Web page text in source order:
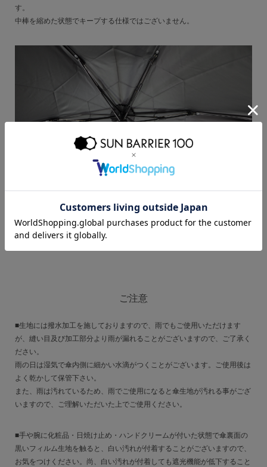
す。
中棒を縮めた状態でキープする仕様ではございません。
骨はグラスファイバーを使用しています。丈夫で軽く、錆に強いです。
骨の構造は開閉楽々タイプではございません。
手でポキポキと折り畳むタイプです。
ご注意
■生地には撥水加工を施しておりますので、雨でもご使用いただけます
が、縫い目及び加工部分より雨が漏れることがございますので、ご了承く
ださい。
雨の日は湿気で傘内側に細かい水滴がつくことがございます。ご使用後は
よく乾かして保管下さい。
また、雨は汚れているため、雨でご使用になると傘生地が汚れる事がござ
いますので、ご理解いただいた上でご使用ください。
■手や腕に化粧品・日焼け止め・ハンドクリームが付いた状態で傘裏面の
黒いフィルム生地を触ると、白い汚れが付着することがございますので、
お気をつけください。尚、白い汚れが付着しても遮光機能が低下すること